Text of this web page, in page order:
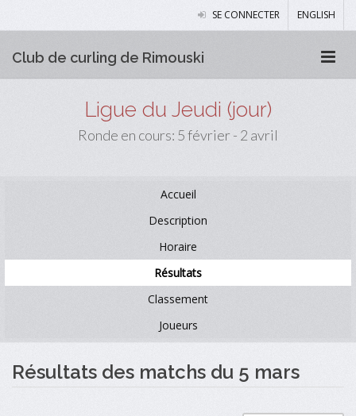
SE CONNECTER ENGLISH
Club de curling de Rimouski
Ligue du Jeudi (jour)
Ronde en cours: 5 février - 2 avril
Accueil
Description
Horaire
Résultats
Classement
Joueurs
Résultats des matchs du 5 mars